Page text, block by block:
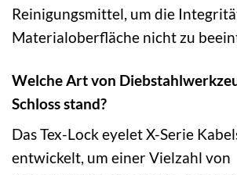
Reinigungsmittel, um die
Materialoberfläche nicht zu
Welche Art von
Schloss stand?
Das Tex-Lock eyelet X-Serie
entwickelt, um einer Vielzahl von